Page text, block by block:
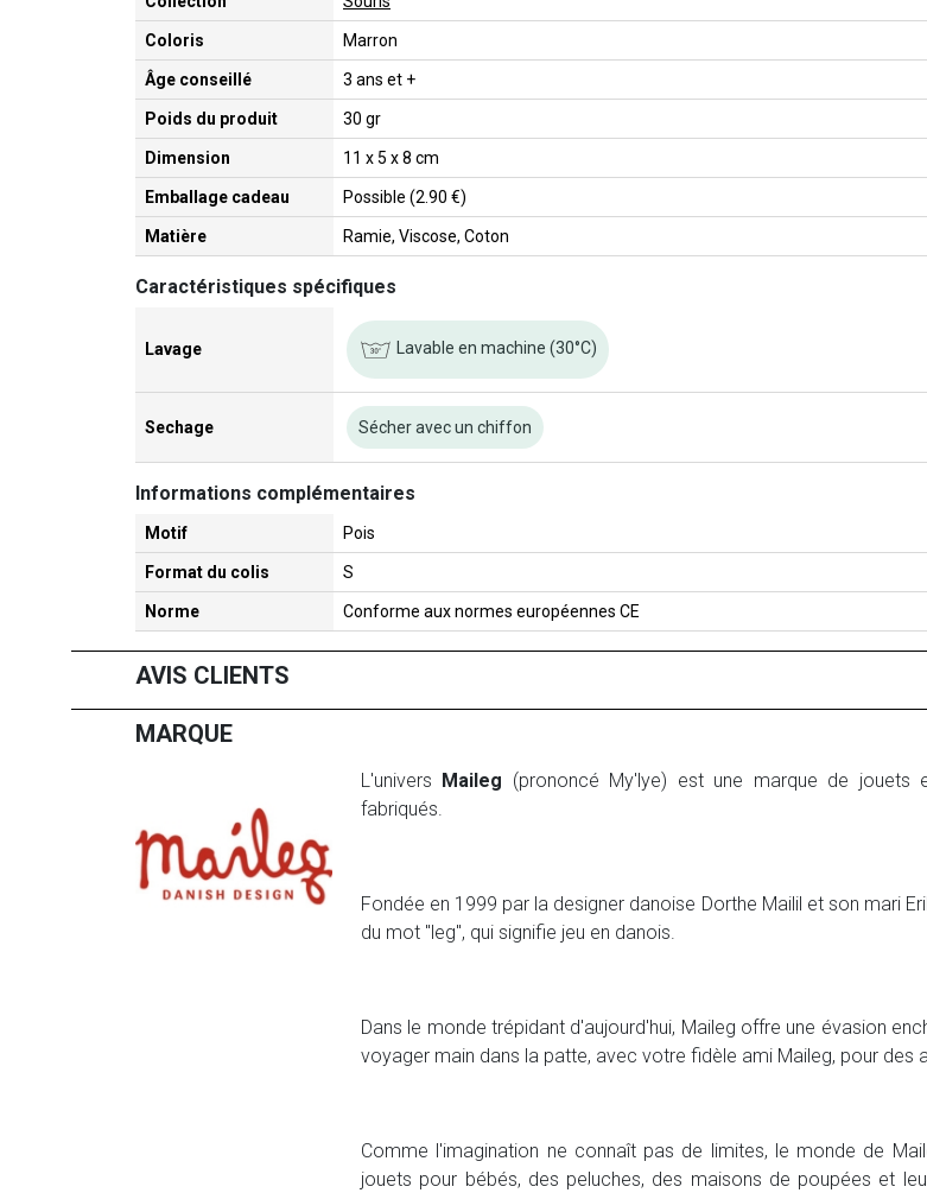
Coloris Marron
Âge conseillé 3 ans et +
Poids du produit 30 gr
Dimension 11 x 5 x 8 cm
Emballage cadeau Possible (2.90 €)
Matière Ramie, Viscose, Coton
Caractéristiques spécifiques
Lavage Lavable en machine (30°C)
Sechage Sécher avec un chiffon
Informations complémentaires
Motif Pois
Format du colis S
Norme Conforme aux normes européennes CE
AVIS CLIENTS
MARQUE
L'univers Maileg (prononcé My'lye) est une marque de jouets
fabriqués.
Fondée en 1999 par la designer danoise Dorthe Mailil et son mari
du mot "leg", qui signifie jeu en danois.
Dans le monde trépidant d'aujourd'hui, Maileg offre une évasion
voyager main dans la patte, avec votre fidèle ami Maileg, pour des
Comme l'imagination ne connaît pas de limites, le monde de
jouets pour bébés, des peluches, des maisons de poupées et